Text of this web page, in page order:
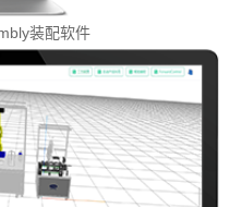
装配软件